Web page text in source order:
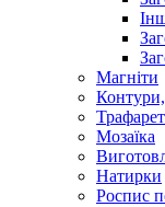
Магніти
Мозаїка
Натирки
Роспис